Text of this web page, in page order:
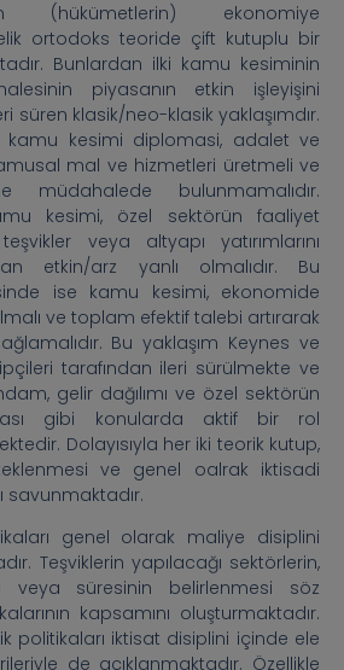
(hükümetlerin) ekonomiye
ortodoks teoride çift kutuplu bir
Bunlardan ilki kamu kesiminin
piyasanın etkin işleyişini
süren klasik/neo-klasik yaklaşımdır.
kamu kesimi diplomasi, adalet ve
mal ve hizmetleri üretmeli ve
müdahalede bulunmamalıdır.
kesimi, özel sektörün faaliyet
veya altyapı yatırımlarını
etkin/arz yanlı olmalıdır. Bu
ise kamu kesimi, ekonomide
ve toplam efektif talebi artırarak
Bu yaklaşım Keynes ve
tarafından ileri sürülmekte ve
gelir dağılımı ve özel sektörün
gibi konularda aktif bir rol
Dolayısıyla her iki teorik kutup,
ve genel oalrak iktisadi
savunmaktadır.
genel olarak maliye disiplini
Teşviklerin yapılacağı sektörlerin,
veya süresinin belirlenmesi söz
kapsamını oluşturmaktadır.
politikaları iktisat disiplini içinde ele
de açıklanmaktadır. Özellikle